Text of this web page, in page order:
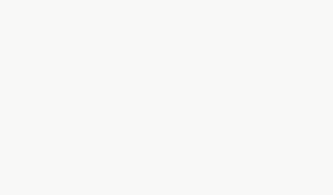
Они напоминают коней и
привлекать женщин, ведь